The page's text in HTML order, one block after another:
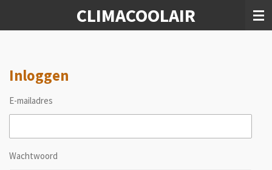
CLIMACOOLAIR
Inloggen
E-mailadres
Wachtwoord